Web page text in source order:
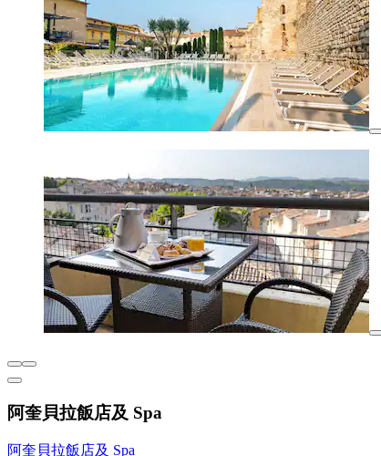
阿奎貝拉飯店及 Spa
阿奎貝拉飯店及 Spa